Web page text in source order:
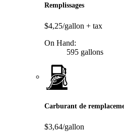
Remplissages
$4,25/gallon + tax
On Hand:
595 gallons
Carburant de
$3,64/gallon